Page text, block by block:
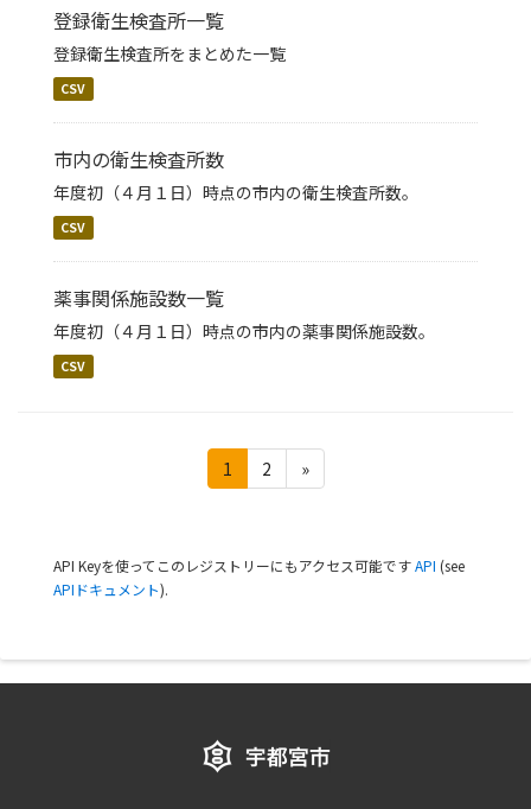
登録衛生検査所一覧
登録衛生検査所をまとめた一覧
CSV
市内の衛生検査所数
年度初（４月１日）時点の市内の衛生検査所数。
CSV
薬事関係施設数一覧
年度初（４月１日）時点の市内の薬事関係施設数。
CSV
1 2 »
API Keyを使ってこのレジストリーにもアクセス可能ですAPI (see
APIドキュメント).